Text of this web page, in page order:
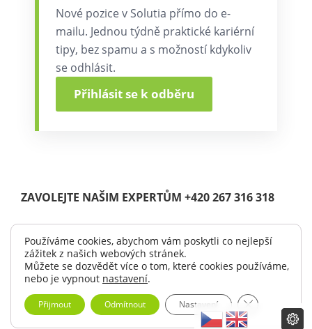
Nové pozice v Solutia přímo do e-
mailu. Jednou týdně praktické kariérní
tipy, bez spamu a s možností kdykoliv
se odhlásit.
Přihlásit se k odběru
ZAVOLEJTE NAŠIM EXPERTŮM +420 267 316 318
© Copyright 2004 -2026 | Solutia s.r.o.| All Rights Reserved.
|Logo ke stažení
LinkedIn
Používáme cookies, abychom vám poskytli co nejlepší
zážitek z našich webových stránek.
Můžete se dozvědět více o tom, které cookies používáme,
nebo je vypnout nastavení.
Přijmout Odmítnout Nastavení Zavřít cookie